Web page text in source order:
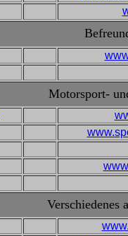
Motorsport-
Verschiedenes